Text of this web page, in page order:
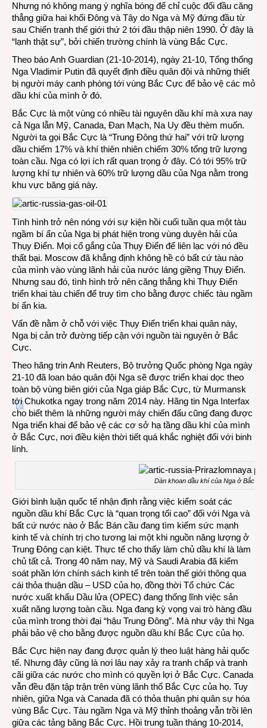
lởn
vởn
Cực
Nhưng nó không mang ý nghĩa bóng để chỉ cuộc đối đầu căng
thẳng giữa hai khối Đông và Tây do Nga và Mỹ đứng đầu từ
sau Chiến tranh thế giới thứ 2 tới đầu thập niên 1990. Ở đây là
“lạnh thật sự”, bởi chiến trường chính là vùng Bắc Cực.
Theo báo Anh Guardian (21-10-2014), ngày 21-10, Tổng thống
Nga Vladimir Putin đã quyết định điều quân đội và những thiết
bị người máy canh phòng tới vùng Bắc Cực để bảo vệ các mỏ
dầu khí của mình ở đó.
Bắc Cực là một vùng có nhiều tài nguyên dầu khí mà xưa nay
cả Nga lẫn Mỹ, Canada, Đan Mạch, Na Uy đều thèm muốn.
Người ta gọi Bắc Cực là “Trung Đông thứ hai” với trữ lượng
dầu chiếm 17% và khí thiên nhiên chiếm 30% tổng trữ lượng
toàn cầu. Nga có lợi ích rất quan trọng ở đây. Có tới 95% trữ
lượng khí tự nhiên và 60% trữ lượng dầu của Nga nằm trong
khu vực băng giá này.
Tình hình trở nên nóng với sự kiện hồi cuối tuần qua một tàu
ngầm bí ẩn của Nga bị phát hiện trong vùng duyên hải của
Thụy Điển. Mọi cố gắng của Thụy Điển để liên lạc với nó đều
thất bại. Moscow đã khẳng định không hề có bất cứ tàu nào
của mình vào vùng lãnh hải của nước láng giềng Thụy Điển.
Nhưng sau đó, tình hình trở nên căng thẳng khi Thụy Điển
triển khai tàu chiến để truy tìm cho bằng được chiếc tàu ngầm
bí ẩn kia.
Vấn đề nằm ở chỗ với việc Thụy Điển triển khai quân này,
Nga bị cản trở đường tiếp cận với nguồn tài nguyên ở Bắc
Cực.
Theo hãng trin Anh Reuters, Bộ trưởng Quốc phòng Nga ngày
21-10 đã loan báo quân đội Nga sẽ được triển khai dọc theo
toàn bộ vùng biên giới của Nga giáp Bắc Cực, từ Murmansk
tới Chukotka ngay trong năm 2014 này. Hãng tin Nga Interfax
cho biết thêm là những người máy chiến đấu cũng đang được
Nga triển khai để bảo vệ các cơ sở hạ tầng dầu khí của mình
ở Bắc Cực, nơi điều kiện thời tiết quá khắc nghiệt đối với binh
lính.
Dàn khoan dầu khí của Nga ở Bắc
Giới bình luận quốc tế nhận định rằng việc kiểm soát các
nguồn dầu khí Bắc Cực là “quan trọng tối cao” đối với Nga và
bất cứ nước nào ở Bắc Bán cầu đang tìm kiếm sức mạnh
kinh tế và chính trị cho tương lai một khi nguồn năng lượng ở
Trung Đông cạn kiệt. Thực tế cho thấy làm chủ dầu khí là làm
chủ tất cả. Trong 40 năm nay, Mỹ và Saudi Arabia đã kiểm
soát phần lớn chính sách kinh tế trên toàn thế giới thông qua
cái thỏa thuận dầu – USD của họ, đồng thời Tổ chức Các
nước xuất khẩu Dầu lửa (OPEC) đang thống lĩnh việc sản
xuất năng lượng toàn cầu. Nga đang kỳ vọng vai trò hàng đầu
của mình trong thời đại “hậu Trung Đông”. Mà như vậy thì Nga
phải bảo vệ cho bằng được nguồn dầu khí Bắc Cực của họ.
Bắc Cực hiện nay đang được quản lý theo luật hàng hải quốc
tế. Nhưng đây cũng là nơi lâu nay xảy ra tranh chấp và tranh
cãi giữa các nước cho mình có quyền lợi ở Bắc Cực. Canada
vẫn đều đặn tập trận trên vùng lãnh thổ Bắc Cực của họ. Tuy
nhiên, giữa Nga và Canada đã có thỏa thuận phi quân sự hóa
vùng Bắc Cực. Tàu ngầm Nga và Mỹ thỉnh thoảng vẫn trồi lên
giữa các tảng băng Bắc Cực. Hồi trung tuần tháng 10-2014,